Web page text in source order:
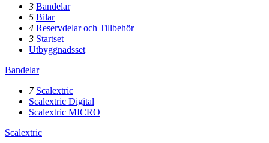
3 Bandelar
5 Bilar
4 Reservdelar och Tillbehör
3 Startset
Utbyggnadsset
Bandelar
7 Scalextric
Scalextric Digital
Scalextric MICRO
Scalextric